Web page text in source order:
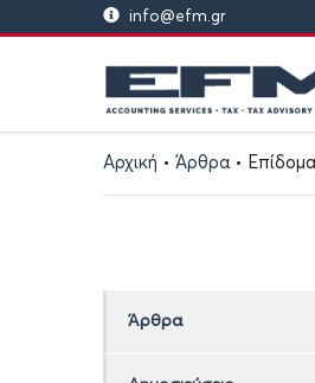
info@efm.gr
Αρχική • Άρθρα •
Άρθρα